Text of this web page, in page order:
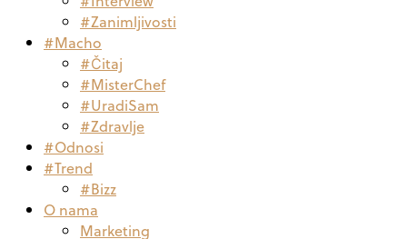
#Zanimljivosti
#Macho
#Čitaj
#MisterChef
#UradiSam
#Zdravlje
#Odnosi
#Trend
#Bizz
O nama
Marketing